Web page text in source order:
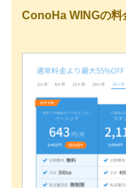
ConoHa WINGの料